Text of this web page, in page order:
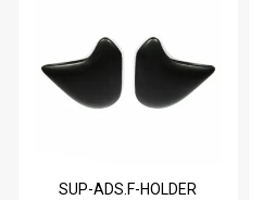
SUP-ADS.F-HOLDER